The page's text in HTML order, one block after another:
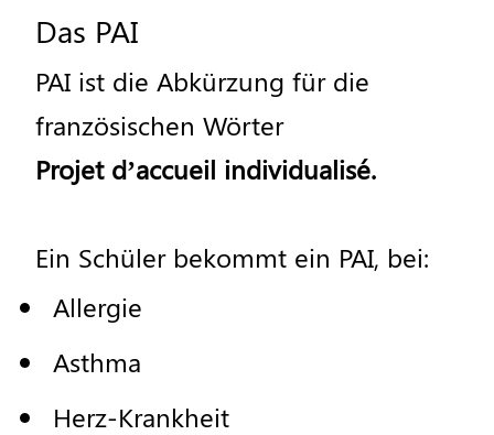
Das PAI
PAI ist die Abkürzung für die
französischen Wörter
Projet d’accueil individualisé.
Ein Schüler bekommt ein PAI, bei:
Allergie
Asthma
Herz-Krankheit